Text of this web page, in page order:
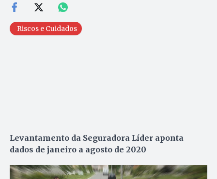
Riscos e Cuidados
Levantamento da Seguradora Líder aponta
dados de janeiro a agosto de 2020